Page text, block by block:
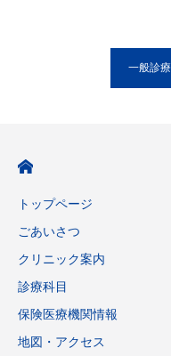
一般診
トップページ
ごあいさつ
クリニック案内
診療科目
保険医療機関情報
地図・アクセス